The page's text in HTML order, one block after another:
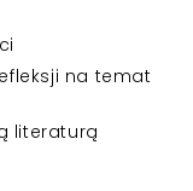
na temat
literaturą